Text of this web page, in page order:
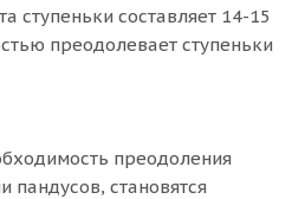
ступеньки составляет 14-15
преодолевает ступеньки
преодоления
пандусов, становятся